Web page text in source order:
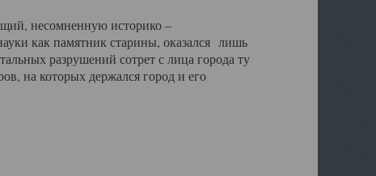
несомненную историко –
как памятник старины, оказался лишь
разрушений сотрет с лица города ту
на которых держался город и его